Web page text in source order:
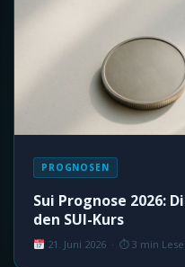
PROGNOSEN
Sui Prognose 2026:
den SUI-Kurs
21. Juni 2026 · ⏱ 3 min